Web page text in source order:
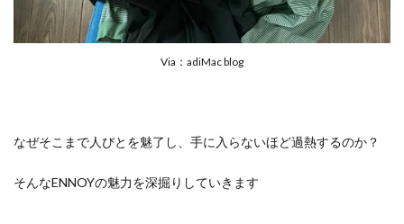
Via：adiMac blog
なぜそこまで人びとを魅了し、手に入らないほど過熱するのか？
そんなENNOYの魅力を深掘りしていきます